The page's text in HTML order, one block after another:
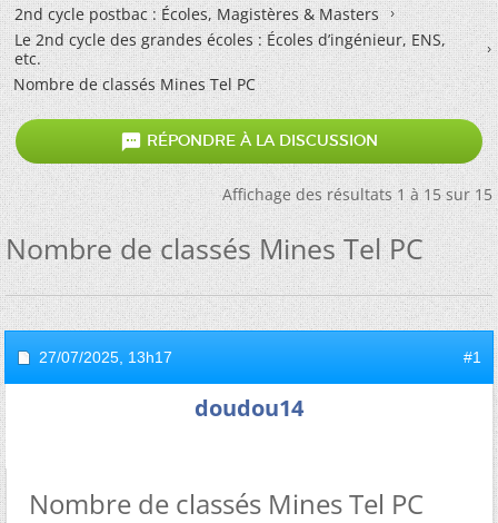
2nd cycle postbac : Écoles, Magistères & Masters
Le 2nd cycle des grandes écoles : Écoles d’ingénieur, ENS,
etc.
Nombre de classés Mines Tel PC
 RÉPONDRE À LA DISCUSSION
Affichage des résultats 1 à 15 sur 15
Nombre de classés Mines Tel PC
27/07/2025, 13h17 #1
doudou14
Nombre de classés Mines Tel PC